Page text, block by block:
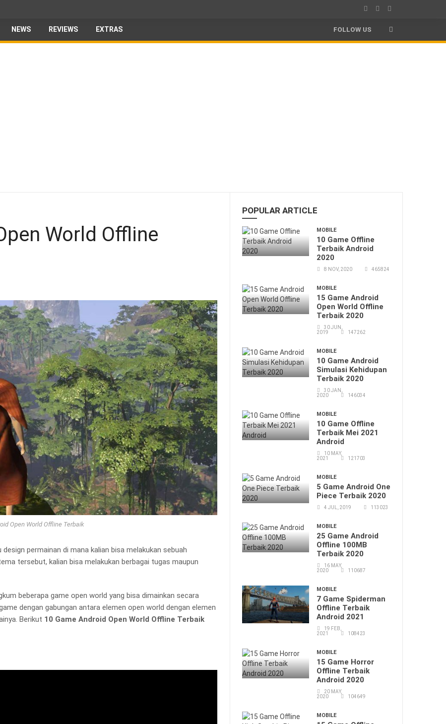
NEWS REVIEWS EXTRAS FOLLOW US
World Offline
Open World Offline Terbaik
permainan di mana kalian bisa melakukan sebuah
tersebut, kalian bisa melakukan berbagai tugas maupun
beberapa game open world yang bisa dimainkan secara
dengan gabungan antara elemen open world dengan elemen
Berikut 10 Game Android Open World Offline Terbaik
POPULAR ARTICLE
MOBILE
10 Game Offline
Terbaik Android
2020
8 NOV, 2020 465824
MOBILE
15 Game Android
Open World Offline
Terbaik 2020
30 JUN,
2019
147262
MOBILE
10 Game Android
Simulasi Kehidupan
Terbaik 2020
30 JAN,
2020
146034
MOBILE
10 Game Offline
Terbaik Mei 2021
Android
10 MAY,
2021
121703
MOBILE
5 Game Android One
Piece Terbaik 2020
4 JUL, 2019 113023
MOBILE
25 Game Android
Offline 100MB
Terbaik 2020
16 MAY,
2020
110687
MOBILE
7 Game Spiderman
Offline Terbaik
Android 2021
19 FEB,
2021
108423
MOBILE
15 Game Horror
Offline Terbaik
Android 2020
20 MAY,
2020
104649
MOBILE